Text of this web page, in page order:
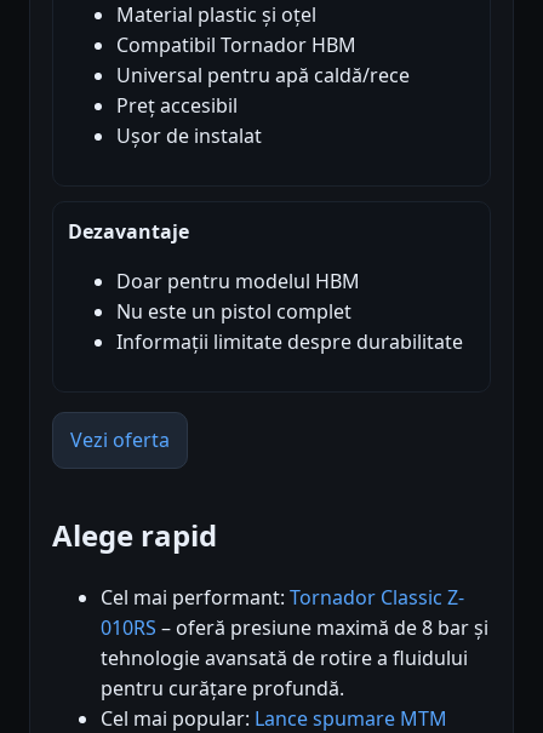
Material plastic și oțel
Compatibil Tornador HBM
Universal pentru apă caldă/rece
Preț accesibil
Ușor de instalat
Dezavantaje
Doar pentru modelul HBM
Nu este un pistol complet
Informații limitate despre durabilitate
Vezi oferta
Alege rapid
Cel mai performant: Tornador Classic Z-
010RS – oferă presiune maximă de 8 bar și
tehnologie avansată de rotire a fluidului
pentru curățare profundă.
Cel mai popular: Lance spumare MTM